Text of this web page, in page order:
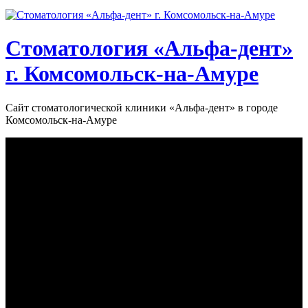
Стоматология «‎Альфа-дент»‎
г. Комсомольск-на-Амуре
Сайт стоматологической клиники «‎Альфа-дент» в городе
Комсомольск-на-Амуре